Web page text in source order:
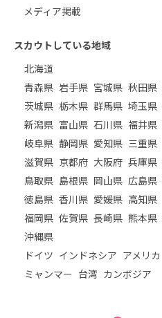
メディア掲載
スカウトしている地域
北海道
青森県 岩手県 宮城県 秋田県
茨城県 栃木県 群馬県 埼玉県
新潟県 富山県 石川県 福井県
岐阜県 静岡県 愛知県 三重県
滋賀県 京都府 大阪府 兵庫県
鳥取県 島根県 岡山県 広島県
徳島県 香川県 愛媛県 高知県
福岡県 佐賀県 長崎県 熊本県
沖縄県
ドイツ インドネシア アメリカ
ミャンマー 台湾 カンボジア